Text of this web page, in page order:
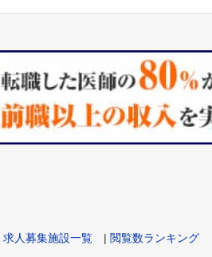
求人募集施設一覧 | 閲覧数ランキング